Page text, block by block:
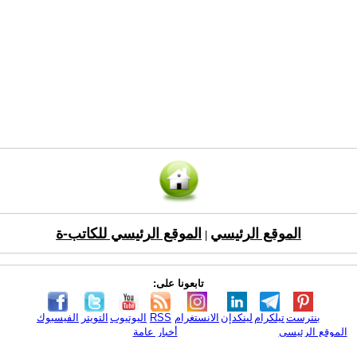
الموقع الرئيسي الموقع الرئيسي للكاتب-ة
تابعونا على:
الفيسبوك التويتر اليوتيوب RSS الانستغرام لينكدإن تيلكرامبنترست
الموقع الرئيسي
أخبار عامة